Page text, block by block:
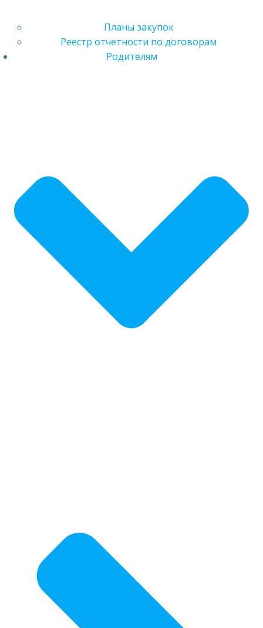
Планы закупок
Реестр отчетности по договорам
Родителям